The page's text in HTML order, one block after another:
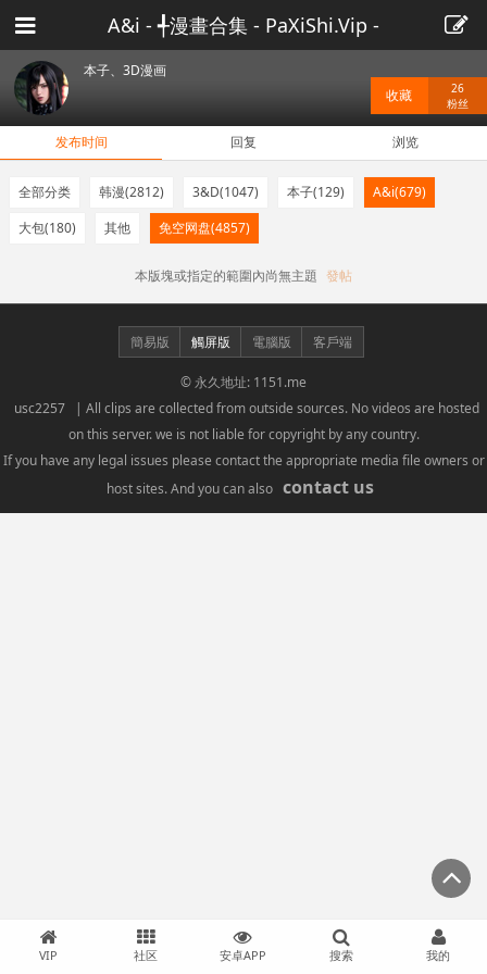
A&i - ╃漫畫合集 - PaXiShi.Vip -
啪西施
本子、3D漫画
26
粉丝
收藏
发布时间 回复 浏览
全部分类 韩漫(2812) 3&D(1047) 本子(129) A&i(679)
大包(180) 其他 免空网盘(4857)
本版塊或指定的範圍內尚無主題 發帖
簡易版 觸屏版 電腦版 客戶端
© 永久地址: 1151.me
usc2257
| All clips are collected from outside sources. No videos are hosted
on this server. we is not liable for copyright by any country.
If you have any legal issues please contact the appropriate media file owners or
host sites. And you can also contact us
VIP 社区 安卓APP 搜索 我的